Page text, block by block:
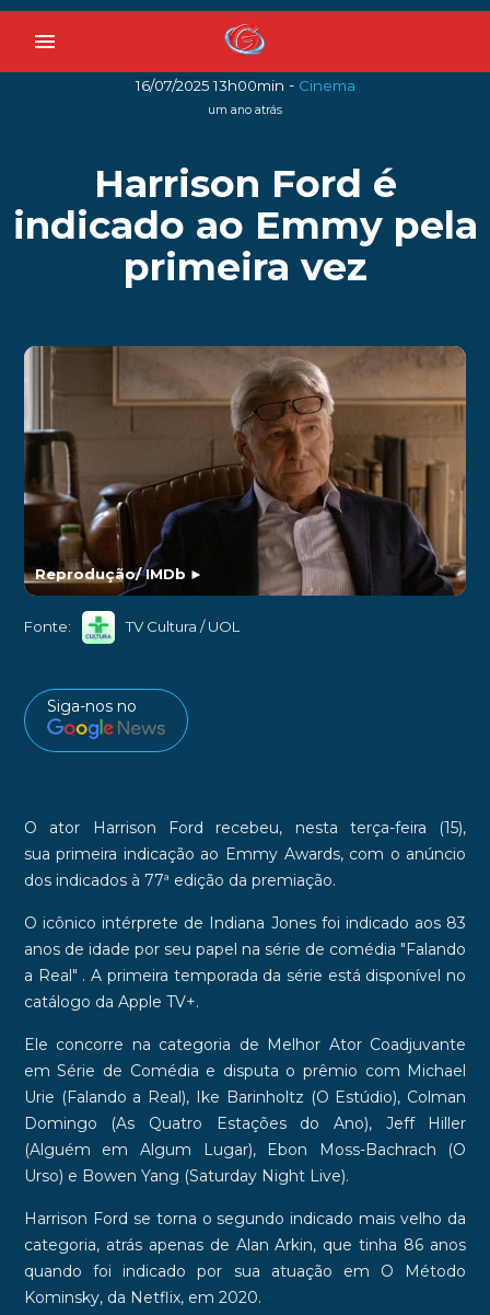
menu
16/07/2025 13h00min - Cinema
um ano atrás
Harrison Ford é
indicado ao Emmy pela
primeira vez
Reprodução/ IMDb ►
Fonte: TV Cultura / UOL
Siga-nos no
O ator Harrison Ford
recebeu, nesta terça-feira (15),
suaprimeira indicação ao Emmy Awards, com o anúncio
dos indicados à 77ª edição da premiação.
O icônico intérprete de Indiana Jones foi indicado aos 83
anos de idade por seu papel na série de comédia "Falando
a Real" . A primeira temporada da série está disponível no
catálogo da Apple TV+.
Ele concorre na categoria de
Melhor Ator Coadjuvante
em Série de Comédia e disputa o prêmio com Michael
Urie (Falando a Real), Ike Barinholtz (O Estúdio), Colman
Domingo (As Quatro Estações do Ano), Jeff Hiller
(Alguém em Algum Lugar), Ebon Moss-Bachrach (O
Urso) e Bowen Yang (Saturday Night Live).
Harrison Ford se torna o segundo indicado mais velho da
categoria, atrás apenas de Alan Arkin, que tinha 86 anos
quando foi indicado por sua atuação em O Método
Kominsky, da Netflix, em 2020.